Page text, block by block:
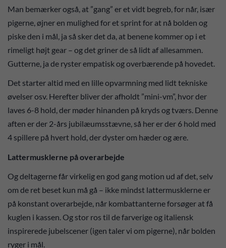
Man bemærker også, at ”gang” er et vidt begreb, for når, især
pigerne, øjner en mulighed for et sprint for at nå bolden og
piske den i mål, ja så sker det da, at benene kommer op i et
rimeligt højt gear – og det griner de så lidt af allesammen.
Gutterne, ja de ryster empatisk og overbærende på hovedet.
Det starter altid med en lille opvarmning med lidt tekniske
øvelser osv. Herefter bliver der afholdt ”mini-vm”, hvor der
laves 6-8 hold, der møder hinanden på kryds og tværs. Denne
aften er der 2-års jubilæumsstævne, så her er der 6 hold med
4 spillere på hvert hold, der dyster om hæder og ære.
Lattermusklerne på overarbejde
Og deltagerne får virkelig en god gang motion ud af det, selv
om de ret beset kun må gå – ikke mindst lattermusklerne er
på konstant overarbejde, når kombattanterne forsøger at få
kuglen i kassen. Og stor ros til de farverige og italiensk
inspirerede jubelscener (igen taler vi om pigerne), når bolden
ryger i mål.